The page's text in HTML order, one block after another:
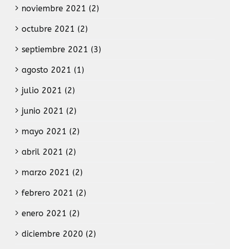
noviembre 2021 (2)
octubre 2021 (2)
septiembre 2021 (3)
agosto 2021 (1)
julio 2021 (2)
junio 2021 (2)
mayo 2021 (2)
abril 2021 (2)
marzo 2021 (2)
febrero 2021 (2)
enero 2021 (2)
diciembre 2020 (2)